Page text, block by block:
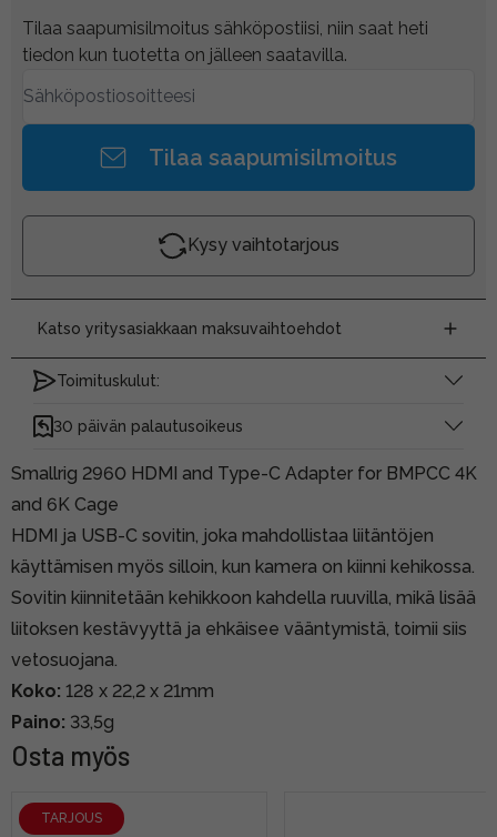
Tilaa saapumisilmoitus sähköpostiisi, niin saat heti
tiedon kun tuotetta on jälleen saatavilla.
Tilaa saapumisilmoitus
Kysy vaihtotarjous
Katso yritysasiakkaan maksuvaihtoehdot
Toimituskulut:
30 päivän palautusoikeus
Smallrig 2960 HDMI and Type-C Adapter for BMPCC 4K
and 6K Cage
HDMI ja USB-C sovitin, joka mahdollistaa liitäntöjen
käyttämisen myös silloin, kun kamera on kiinni kehikossa.
Sovitin kiinnitetään kehikkoon kahdella ruuvilla, mikä lisää
liitoksen kestävyyttä ja ehkäisee vääntymistä, toimii siis
vetosuojana.
Koko: 128 x 22,2 x 21mm
Paino: 33,5g
Osta myös
TARJOUS